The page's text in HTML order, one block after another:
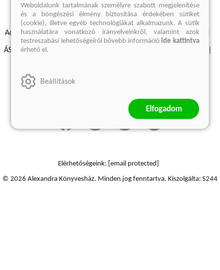
Adatvédelmi szabályzatok Elállási felmondási nyilatkozat
ÁSZF - Vásárlási feltételek
Szállítási információk
Elérhetőségeink: [email protected]
© 2026 Alexandra Könyvesház. Minden jog fenntartva. Kiszolgálta: S244
Weboldalunk tartalmának személyre szabott megjelenítése
és a böngészési élmény biztosítása érdekében sütiket
(cookie), illetve egyéb technológiákat alkalmazunk. A sütik
használatára vonatkozó irányelveinkről, valamint azok
testreszabási lehetőségeiről bővebb információide kattintva
érhető el.
Beállítások
Elfogadom